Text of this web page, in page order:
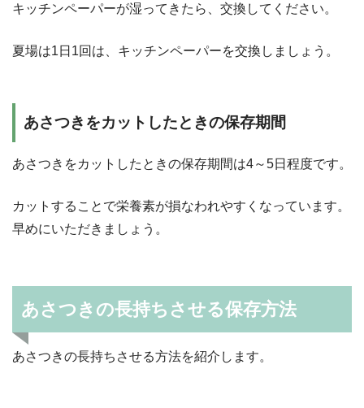
キッチンペーパーが湿ってきたら、交換してください。
夏場は1日1回は、キッチンペーパーを交換しましょう。
あさつきをカットしたときの保存期間
あさつきをカットしたときの保存期間は4～5日程度です。
カットすることで栄養素が損なわれやすくなっています。
早めにいただきましょう。
あさつきの長持ちさせる保存方法
あさつきの長持ちさせる方法を紹介します。